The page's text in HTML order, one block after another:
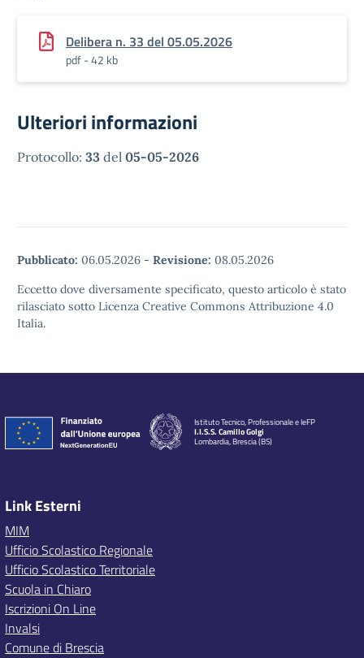
Delibera n. 33 del 05.05.2026
pdf - 42 kb
Ulteriori informazioni
Protocollo: 33 del 05-05-2026
Pubblicato: 06.05.2026 - Revisione: 08.05.2026
Eccetto dove diversamente specificato, questo articolo è stato
rilasciato sotto Licenza Creative Commons Attribuzione 4.0
Italia.
Istituto Tecnico, Professionale e IeFP
I.I.S.S. Camillo Golgi
Lombardia, Brescia (BS)
Link Esterni
MIM
Ufficio Scolastico Regionale
Ufficio Scolastico Territoriale
Scuola in Chiaro
Iscrizioni On Line
Invalsi
Comune di Brescia